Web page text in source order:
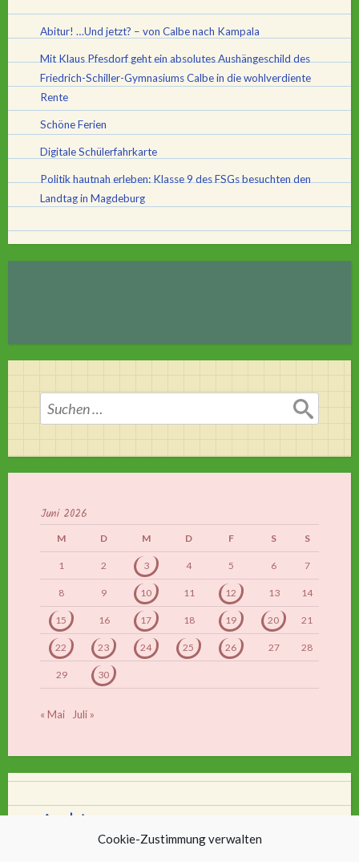
Cookie-Zustimmung verwalten
Abitur! …Und jetzt? – von Calbe nach Kampala
Mit Klaus Pfesdorf geht ein absolutes Aushängeschild des
Friedrich-Schiller-Gymnasiums Calbe in die wohlverdiente
Rente
Schöne Ferien
Digitale Schülerfahrkarte
Politik hautnah erleben: Klasse 9 des FSGs besuchten den
Landtag in Magdeburg
Suchen
nach:
Juni 2026
M D M D F S S
1 2 3 4 5 6 7
8 9 10 11 12 13 14
15 16 17 18 19 20 21
22 23 24 25 26 27 28
29 30
« Mai Juli »
Archiv